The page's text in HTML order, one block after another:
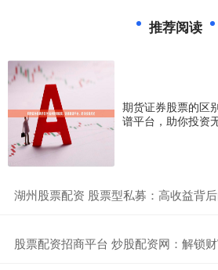
推荐阅读
期货证券股票的区
谱平台，助你投资
湖州股票配资 股票型私募：高收益背
股票配资招商平台 炒股配资网：解锁